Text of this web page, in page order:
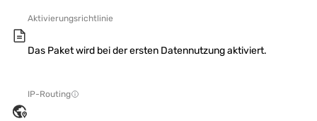
Aktivierungsrichtlinie
Das Paket wird bei der ersten Datennutzung aktiviert.
IP-Routing